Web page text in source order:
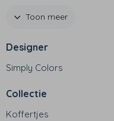
- Met een mooi leren
Toon meer
Designer
Simply Colors
Collectie
Koffertjes